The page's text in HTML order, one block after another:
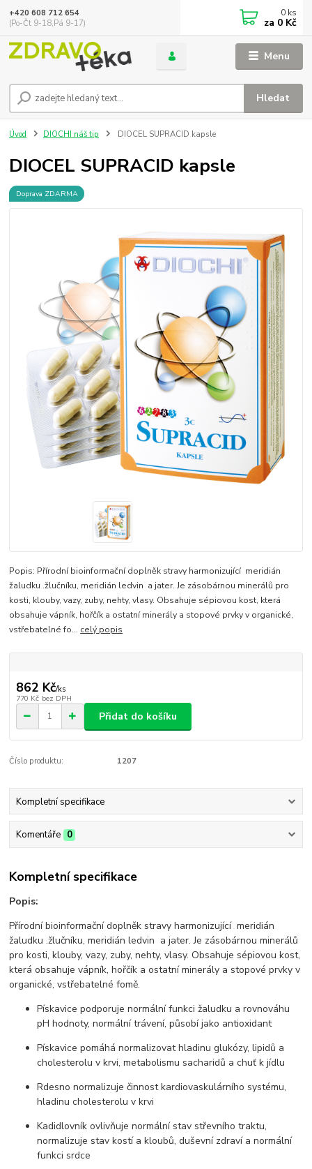
Menu
Hledat
+420 608 712 654
(Po-Čt 9-18,Pá 9-17)
0 ks
za 0 Kč
Úvod DIOCHI náš tip DIOCEL SUPRACID kapsle
DIOCEL SUPRACID kapsle
Doprava ZDARMA
Popis: Přírodní bioinformační doplněk stravy harmonizující meridián
žaludku .žlučníku, meridián ledvin a jater. Je zásobárnou minerálů pro
kosti, klouby, vazy, zuby, nehty, vlasy. Obsahuje sépiovou kost, která
obsahuje vápník, hořčík a ostatní minerály a stopové prvky v organické,
vstřebatelné fo... celý popis
862 Kč/ks
770 Kč bez DPH
Přidat do košíku
Číslo produktu: 1207
Kompletní specifikace
Komentáře 0
Kompletní specifikace
Popis:
Přírodní bioinformační doplněk stravy harmonizující meridián
žaludku .žlučníku, meridián ledvin a jater. Je zásobárnou minerálů
pro kosti, klouby, vazy, zuby, nehty, vlasy. Obsahuje sépiovou kost,
která obsahuje vápník, hořčík a ostatní minerály a stopové prvky v
organické, vstřebatelné fomě.
Pískavice podporuje normální funkci žaludku a rovnováhu
pH hodnoty, normální trávení, působí jako antioxidant
Pískavice pomáhá normalizovat hladinu glukózy, lipidů a
cholesterolu v krvi, metabolismu sacharidů a chuť k jídlu
Rdesno normalizuje činnost kardiovaskulárního systému,
hladinu cholesterolu v krvi
Kadidlovník ovlivňuje normální stav střevního traktu,
normalizuje stav kostí a kloubů, duševní zdraví a normální
funkci srdce